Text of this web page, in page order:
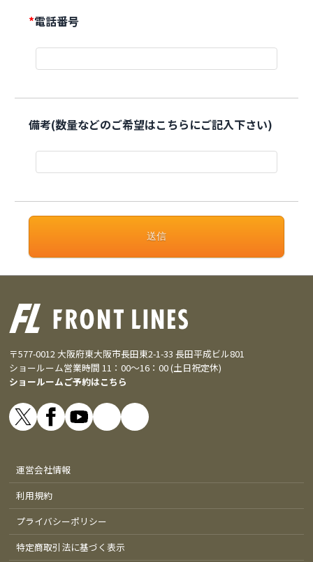
*電話番号
備考(数量などのご希望はこちらにご記入下さい)
〒577-0012 大阪府東大阪市長田東2-1-33 長田平成ビル801
ショールーム営業時間 11：00～16：00 (土日祝定休)
ショールームご予約はこちら
運営会社情報
利用規約
プライバシーポリシー
特定商取引法に基づく表示